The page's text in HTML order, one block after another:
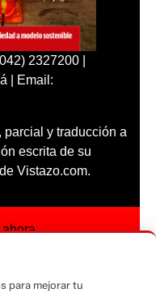
2327200 |
| Email:
parcial y traducción a
escrita de su
Vistazo.com.
para mejorar tu